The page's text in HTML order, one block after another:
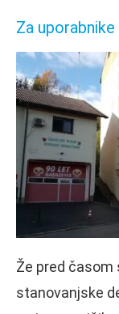
Za
Že pred časom
stanovanjske